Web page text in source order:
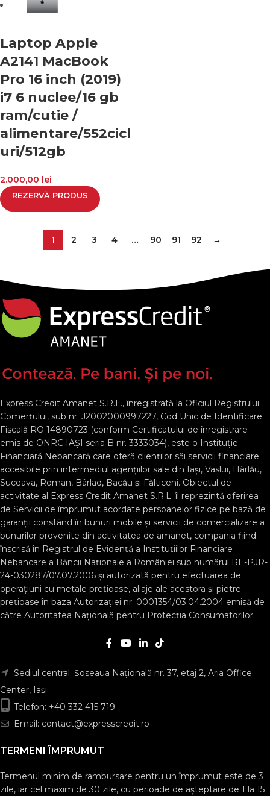
Laptop Apple
A2141 MacBook
Pro 16 inch (2019)
i7 6 nuclee/16 gb
ram/cutie /
alimentare/552cicl
uri/512gb
2.000,00 lei
REZERVĂ PRODUS
1 2 3 4 … 90 91 92 →
Express Credit Amanet S.R.L., înregistrată la Oficiul Registrului
Comerţului, sub nr. J2002000997227, Cod Unic de Identificare
Fiscală RO 14890723 (conform Certificatului de înregistrare
emis de ONRC IAȘI seria B nr. 3333034), este o Instituție
Financiară Nebancară care oferă clienților săi servicii financiare
accesibile prin intermediul agențiilor sale din Iași, Vaslui, Hârlău,
Suceava, Roman, Bârlad, Bacău și Fălticeni. Obiectul de
activitate al Express Credit Amanet S.R.L. îl reprezintă oferirea
de Servicii de împrumut acordate persoanelor fizice pe bază de
garanții constând în bunuri mobile și servicii de comercializare a
bunurilor provenite din activitatea de amanet, compania fiind
înscrisă în Registrul de Evidență a Instituţiilor Financiare
Nebancare a Băncii Naționale a României sub numărul RE-PJR-
24-030287/07.07.2006 și autorizată pentru efectuarea de
operațiuni cu metale prețioase, aliaje ale acestora și pietre
prețioase în baza Autorizaţiei nr. 0001354/03.04.2004 emisă de
către Autoritatea Națională pentru Protecția Consumatorilor.
Sediul central: Șoseaua Națională nr. 37, etaj 2, Aria Office
Center, Iași.
Telefon: +40 332 415 719
Email: contact@expresscredit.ro
TERMENI ÎMPRUMUT
Termenul minim de rambursare pentru un împrumut este de 3
zile, iar cel maxim de 30 zile, cu perioade de așteptare de 1 la 15